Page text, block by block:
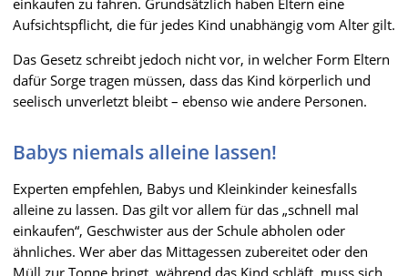
Aufsichtspflicht, die für jedes Kind unabhängig vom Alter gilt.
Das Gesetz schreibt jedoch nicht vor, in welcher Form Eltern
dafür Sorge tragen müssen, dass das Kind körperlich und
seelisch unverletzt bleibt – ebenso wie andere Personen.
Babys niemals alleine lassen!
Experten empfehlen, Babys und Kleinkinder keinesfalls
alleine zu lassen. Das gilt vor allem für das „schnell mal
einkaufen“, Geschwister aus der Schule abholen oder
ähnliches. Wer aber das Mittagessen zubereitet oder den
Müll zur Tonne bringt, während das Kind schläft, muss sich